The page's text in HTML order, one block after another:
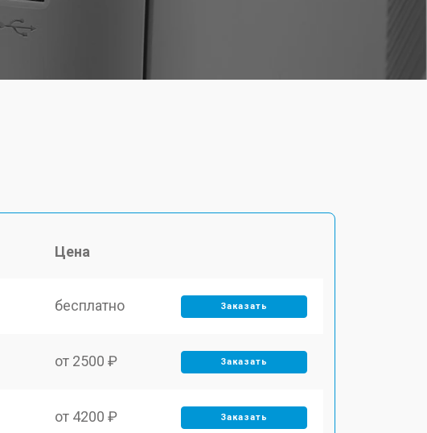
Цена
бесплатно Заказать
от 2500 ₽ Заказать
от 4200 ₽ Заказать